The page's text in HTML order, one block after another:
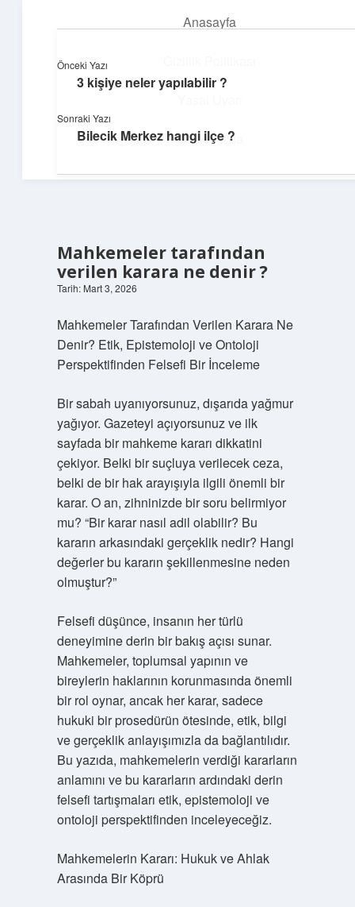
Anasayfa
Hakkımızda
Dijital Köşe
Güncel paylaşımlar ve ilginç keşiflerle dolu içerikler.
Mahkemeler tarafından
verilen karara ne denir ?
Tarih: Mart 3, 2026
Mahkemeler Tarafından Verilen Karara Ne
Denir? Etik, Epistemoloji ve Ontoloji
Perspektifinden Felsefi Bir İnceleme
Bir sabah uyanıyorsunuz, dışarıda yağmur
yağıyor. Gazeteyi açıyorsunuz ve ilk
sayfada bir mahkeme kararı dikkatini
çekiyor. Belki bir suçluya verilecek ceza,
belki de bir hak arayışıyla ilgili önemli bir
karar. O an, zihninizde bir soru belirmiyor
mu? “Bir karar nasıl adil olabilir? Bu
kararın arkasındaki gerçeklik nedir? Hangi
değerler bu kararın şekillenmesine neden
olmuştur?”
Felsefi düşünce, insanın her türlü
deneyimine derin bir bakış açısı sunar.
Mahkemeler, toplumsal yapının ve
bireylerin haklarının korunmasında önemli
bir rol oynar, ancak her karar, sadece
hukuki bir prosedürün ötesinde, etik, bilgi
ve gerçeklik anlayışımızla da bağlantılıdır.
Bu yazıda, mahkemelerin verdiği kararların
anlamını ve bu kararların ardındaki derin
felsefi tartışmaları etik, epistemoloji ve
ontoloji perspektifinden inceleyeceğiz.
Mahkemelerin Kararı: Hukuk ve Ahlak
Arasında Bir Köprü
Önceki Yazı
3 kişiye neler yapılabilir ?
Sonraki Yazı
Bilecik Merkez hangi ilçe ?